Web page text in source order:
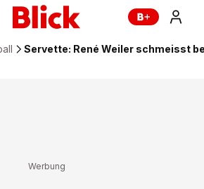
Servette: René Weiler schmeisst